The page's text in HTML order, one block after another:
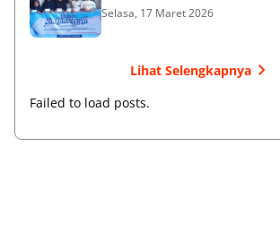
Selasa, 17 Maret 2026
Lihat Selengkapnya
Failed to load posts.